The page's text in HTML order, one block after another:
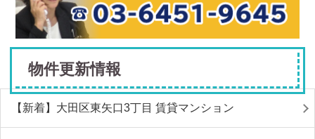
物件更新情報
【新着】大田区東矢口3丁目 賃貸マンション